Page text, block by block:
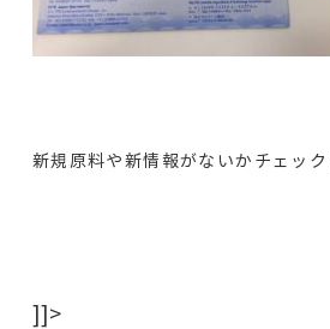
新規原料や新情報がないかチェック
]]>